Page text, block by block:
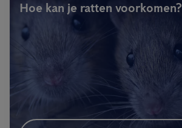
Hoe kan je ratten voorkomen?